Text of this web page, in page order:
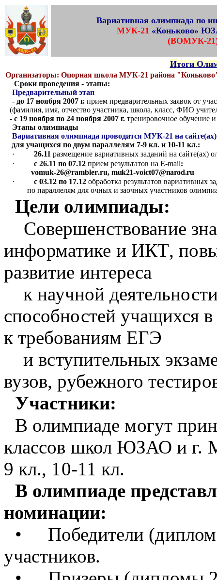
В
МУК-21
(ВОМУК-
Итоги
Организаторы: Опорная школа МУК-21 района
Сроки проведения - этапы:
Предварительный этап
- до 17 ноября 2007 г. прием предварительных заявок от
- с 19 ноября по 24 ноября 2007 г. тренировочное обучение
Этапы олимпиады
Вариативная олимпиада проводится МУК-21 на
для учащихся по двум параллелям 7-9 кл. и 10-11 кл.:
·
26.11 размещение вариативных заданий на сайте(ах)
·
с 26.11 по 07.12 прием результатов на E-mail:
vomuk-26@rambler.ru, muk21-voict07@narod.ru
·
с 03.12 по 17.12 обработка результатов вариативных
по параллелям для очных и заочных участников
Цели олимпиады:
Совершенствование
информатике и ИКТ,
развитие интереса
к научной
способностей учащихся
к требованиям ЕГЭ
и вступительных
вузов, рубежного
Участники:
В олимпиаде могут
классов школ ЮЗАО и г.
9 кл., 10-11 кл.
В олимпиаде
номинации:
•
Победители
участников.